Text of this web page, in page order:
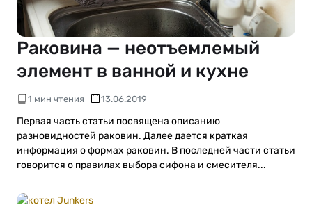
Раковина — неотъемлемый
элемент в ванной и кухне
1 мин чтения 13.06.2019
Первая часть статьи посвящена описанию
разновидностей раковин. Далее дается краткая
информация о формах раковин. В последней части статьи
говорится о правилах выбора сифона и смесителя...